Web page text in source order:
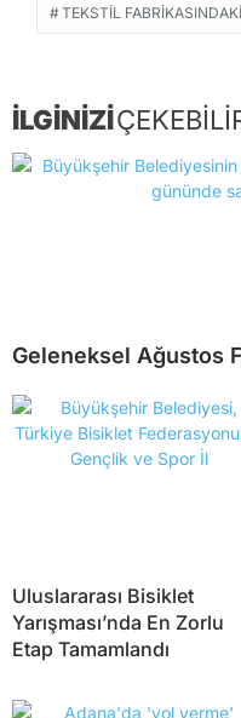
TEKSTIL
İLGİNİZİ
Geleneksel Ağustos
Uluslararası Bisiklet
Yarışması’nda En Zorlu
Etap Tamamlandı